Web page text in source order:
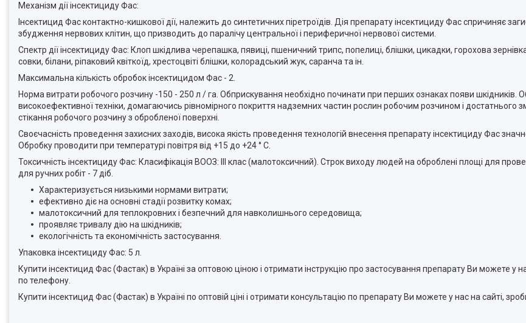
Механізм дії інсектициду Фас:
Інсектицид Фас контактно-кишкової дії, належить до синтетичних піретроїдів. Дія препарату інсектициду Фас спричиняє
збудження нервових клітин, що призводить до паралічу центральної і периферичної нервової системи.
Спектр дії інсектициду Фас: Клоп шкідлива черепашка, пявиці, пшеничний трипс, попелиці, блішки, цикадки, горохова
совки, білани, ріпаковий квіткоїд, хрестоцвіті блішки, колорадський жук, саранча та ін.
Максимальна кількість обробок інсектицидом Фас - 2.
Норма витрати робочого розчину -150 - 250 л / га. Обприскування необхідно починати при перших ознаках появи шкідників.
високоефективної техніки, домагаючись рівномірного покриття надземних частин рослин робочим розчином і достатнього
стікання робочого розчину з обробленої поверхні.
Своєчасність проведення захисних заходів, висока якість проведення технологій внесення препарату інсектициду Фас
Обробку проводити при температурі повітря від +15 до +24 ° С.
Токсичність інсектициду Фас: Класифікація ВООЗ: ІІІ клас (малотоксичний). Строк виходу людей на оброблені площі для
для ручних робіт - 7 діб.
Характеризується низькими нормами витрати;
ефективно діє на основні стадії розвитку комах;
малотоксичний для теплокровних і безпечний для навколишнього середовища;
проявляє тривалу дію на шкідників;
екологічність та економічність застосування.
Упаковка інсектициду Фас: 5 л.
Купити інсектицид Фас (Фастак) в Україні за оптовою ціною і отримати інструкцію про застосування препарату Ви можете у
по телефону.
Купити інсектицид Фас (Фастак) в Україні по оптовій ціні і отримати консультацію по препарату Ви можете у нас на сайті,